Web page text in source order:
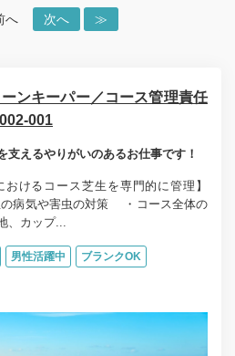
へ 次へ ≫
ンキーパー／コース管理責任
001
支えるやりがいのあるお仕事です！
おけるコース芝生を専門的に管理】
気や害虫の対策 ・コース全体の
、カップ...
男性活躍中 ブランクOK